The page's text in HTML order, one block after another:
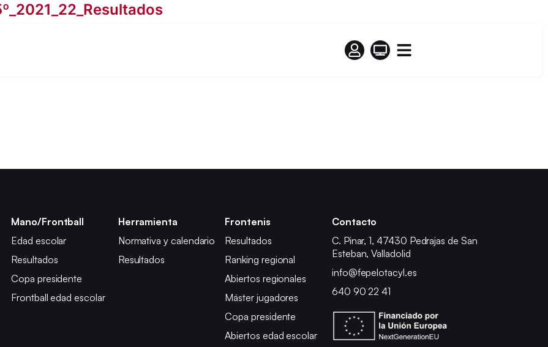
Mano/Frontball
Edad escolar
Resultados
Copa presidente
Frontball edad escolar
Herramienta
Normativa y calendario
Resultados
Frontenis
Resultados
Ranking regional
Abiertos regionales
Máster jugadores
Copa presidente
Abiertos edad escolar
Contacto
C. Pinar, 1, 47430 Pedrajas de San
Esteban, Valladolid
info@fepelotacyl.es
640 90 22 41